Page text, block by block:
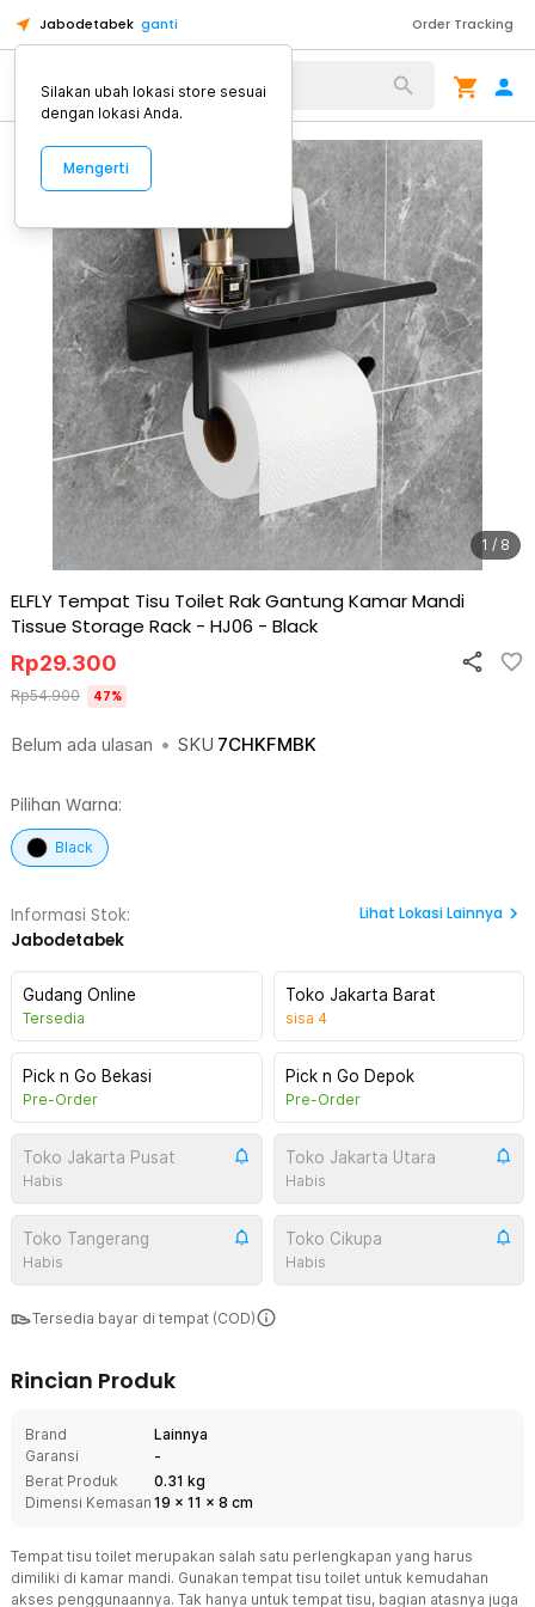
Jabodetabek ganti Order Tracking
Alat Kopi
1 / 8
ELFLY Tempat Tisu Toilet Rak Gantung Kamar Mandi
Tissue Storage Rack - HJ06 - Black
Belum ada ulasan • SKU 7CHKFMBK
Rp29.300
Rp54.900 47%
Pilihan Warna:
Black
Informasi Stok:
Jabodetabek
Lihat Lokasi Lainnya
Gudang Online
Tersedia
Toko Jakarta Barat
sisa 4
Pick n Go Bekasi
Pre-Order
Pick n Go Depok
Pre-Order
Toko Jakarta Pusat
Habis
Toko Jakarta Utara
Habis
Toko Tangerang
Habis
Toko Cikupa
Habis
Tersedia bayar di tempat (COD)
Rincian Produk
Brand
Lainnya
Garansi
-
Berat Produk
0.31 kg
Dimensi Kemasan 19 x 11 x 8 cm
Tempat tisu toilet merupakan salah satu perlengkapan yang harus
dimiliki di kamar mandi. Gunakan tempat tisu toilet untuk kemudahan
akses penggunaannya. Tak hanya untuk tempat tisu, bagian atasnya juga
Silakan ubah lokasi store sesuai
dengan lokasi Anda.
Mengerti